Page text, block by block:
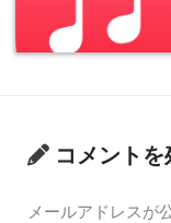
コメントを
メールアドレスが